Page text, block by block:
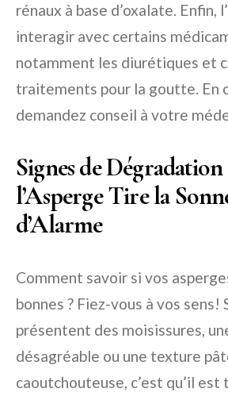
rénaux à base d’oxalate. Enfin,
interagir avec certains
notamment les diurétiques et
traitements pour la goutte. En
demandez conseil à votre
Signes de
l’Asperge Tire la
d’Alarme
Comment savoir si vos
bonnes ? Fiez-vous à vos sens!
présentent des moisissures,
désagréable ou une texture
caoutchouteuse, c’est qu’il est